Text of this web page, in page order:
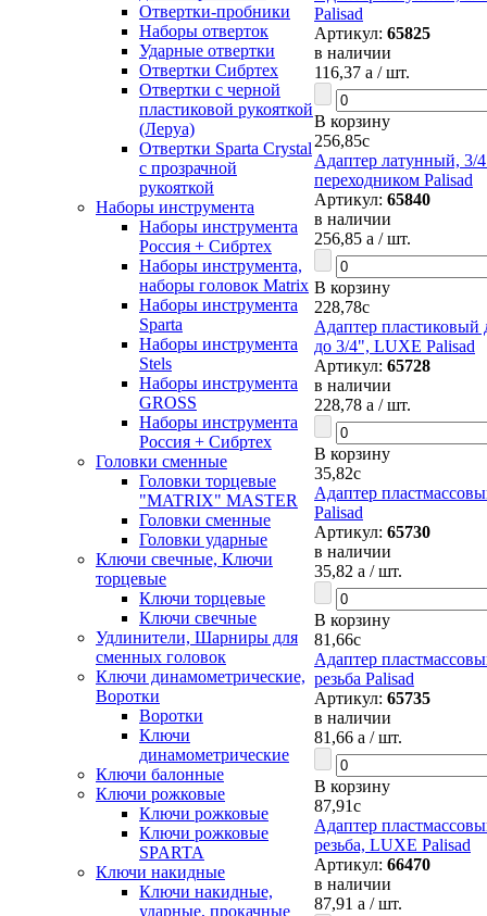
Отвертки-пробники
Наборы отверток
Ударные отвертки
Отвертки Сибртех
Отвертки с черной
пластиковой рукояткой
(Леруа)
Отвертки Sparta Сrystal
c прозрачной
рукояткой
Наборы инструмента
Наборы инструмента
Россия + Сибртех
Наборы инструмента,
наборы головок Matrix
Наборы инструмента
Sparta
Наборы инструмента
Stels
Наборы инструмента
GROSS
Наборы инструмента
Россия + Сибртех
Головки сменные
Головки торцевые
"MATRIX" MASTER
Головки сменные
Головки ударные
Ключи свечные, Ключи
торцевые
Ключи торцевые
Ключи свечные
Удлинители, Шарниры для
сменных головок
Ключи динамометрические,
Воротки
Воротки
Ключи
динамометрические
Ключи балонные
Ключи рожковые
Ключи рожковые
Ключи рожковые
SPARTA
Ключи накидные
Ключи накидные,
ударные, прокачные
Palisad
Артикул: 65825
в наличии
116,37 a / шт.
В корзину
256,85c
Адаптер латунный, 3/
переходником Palisad
Артикул: 65840
в наличии
256,85 a / шт.
В корзину
228,78c
Адаптер пластиковый
до 3/4", LUXE Palisad
Артикул: 65728
в наличии
228,78 a / шт.
В корзину
35,82c
Адаптер
Palisad
Артикул: 65730
в наличии
35,82 a / шт.
В корзину
81,66c
Адаптер
резьба Palisad
Артикул: 65735
в наличии
81,66 a / шт.
В корзину
87,91c
Адаптер
резьба, LUXE Palisad
Артикул: 66470
в наличии
87,91 a / шт.